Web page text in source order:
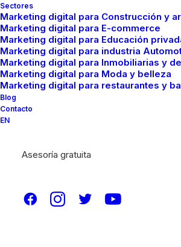
Sectores
Marketing digital para Construcción y
Marketing digital para E-commerce
Marketing digital para Educación
Marketing digital para industria
Marketing digital para Inmobiliarias y
Marketing digital para Moda y belleza
Marketing digital para restaurantes y
Blog
Contacto
EN
Asesoría gratuitaOTROS TEMAS